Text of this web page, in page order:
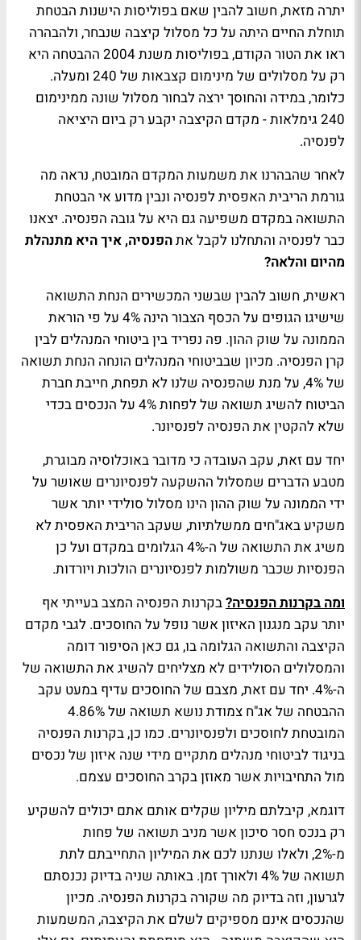
יתרה מזאת, חשוב להבין שאם בפוליסות הישנות הבטחת
תוחלת החיים היתה על כל מסלול קיצבה שנבחר, ולהבהרה
ראו את הטור הקודם, בפוליסות משנת 2004 ההבטחה היא
רק על מסלולים של מינימום קצבאות של 240 ומעלה.
כלומר, במידה והחוסך ירצה לבחור מסלול שונה ממינימום
240 גימלאות - מקדם הקיצבה יקבע רק ביום היציאה
לפנסיה.
לאחר שהבהרנו את משמעות המקדם המובטח, נראה מה
גורמת הריבית האפסית לפנסיה ונבין מדוע אי הבטחת
התשואה במקדם משפיעה גם היא על גובה הפנסיה. יצאנו
כבר לפנסיה והתחלנו לקבל אתהפנסיה, איך היא מתנהלת
מהיום והלאה?
ראשית, חשוב להבין שבשני המכשירים הנחת התשואה
שישיגו הגופים על הכסף הצבור הינה 4% על פי הוראת
הממונה על שוק ההון. פה נפריד בין ביטוחי המנהלים לבין
קרן הפנסיה. מכיון שבביטוחי המנהלים הונחה הנחת תשואה
של 4%, על מנת שהפנסיה שלנו לא תפחת, חייבת חברת
הביטוח להשיג תשואה של לפחות 4% על הנכסים בכדי
שלא להקטין את הפנסיה לפנסיונר.
יחד עם זאת, עקב העובדה כי מדובר באוכלוסיה מבוגרת,
מטבע הדברים שמסלול ההשקעה לפנסיונרים שאושר על
ידי הממונה על שוק ההון הינו מסלול סולידי יותר אשר
משקיע באג"חים ממשלתיות, שעקב הריבית האפסית לא
משיג את התשואה של ה-4% הגלומים במקדם ועל כן
הפנסיות שכבר משולמות לפנסיונרים הולכות ויורדות.
ומה בקרנות הפנסיה?בקרנות הפנסיה המצב בעייתי אף
יותר עקב מנגנון האיזון אשר נופל על החוסכים. לגבי מקדם
הקיצבה והתשואה הגלומה בו, גם כאן הסיפור דומה
והמסלולים הסולידים לא מצליחים להשיג את התשואה של
ה-4%. יחד עם זאת, מצבם של החוסכים עדיף במעט עקב
ההבטחה של אג"ח צמודת נושא תשואה של 4.86%
המובטחת לחוסכים ולפנסיונרים. כמו כן, בקרנות הפנסיה
בניגוד לביטוחי מנהלים מתקיים מידי שנה איזון של נכסים
מול התחיבויות אשר מאוזן בקרב החוסכים עצמם.
דוגמא, קיבלתם מיליון שקלים אותם אתם יכולים להשקיע
רק בנכס חסר סיכון אשר מניב תשואה של פחות
מ-2%, ולאלו שנתנו לכם את המיליון התחייבתם לתת
תשואה של 4% ולאורך זמן. באותה שניה בדיוק נכנסתם
לגרעון, וזה בדיוק מה שקורה בקרנות הפנסיה. מכיון
שהנכסים אינם מספיקים לשלם את הקיצבה, המשמעות